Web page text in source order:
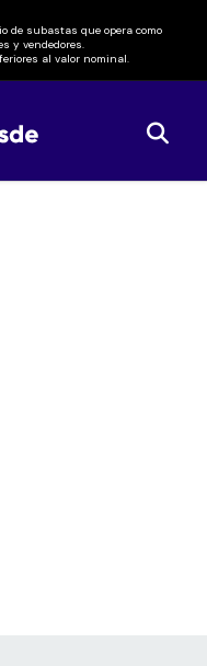
de subastas que opera como
y vendedores.
al valor nominal.